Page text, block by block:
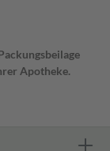
Apotheke.